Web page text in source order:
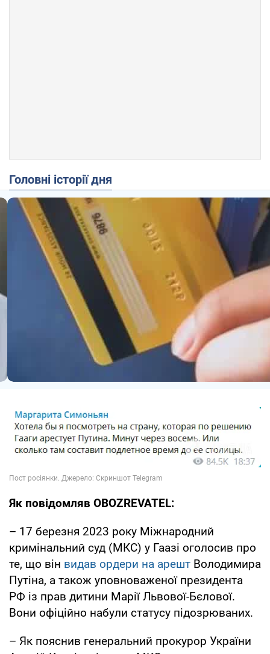
Головні історії дня
Як повідомляв OBOZREVATEL:
– 17 березня 2023 року Міжнародний
кримінальний суд (МКС) у Гаазі оголосив про
те, що він видав ордери на арешт Володимира
Путіна, а також уповноваженої президента
РФ із прав дитини Марії Львової-Бєлової.
Вони офіційно набули статусу підозрюваних.
– Як пояснив генеральний прокурор України